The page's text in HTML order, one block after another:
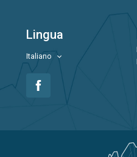
Lingua
Italiano